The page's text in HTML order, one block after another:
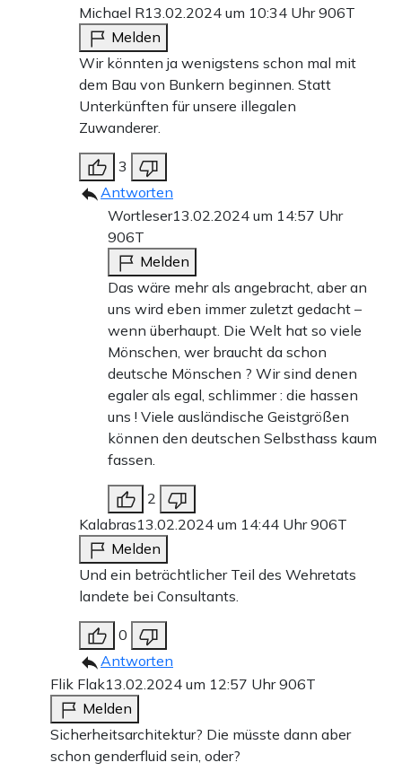
Michael R13.02.2024 um 10:34 Uhr906T
Melden
Wir könnten ja wenigstens schon mal mit
dem Bau von Bunkern beginnen. Statt
Unterkünften für unsere illegalen
Zuwanderer.
3
Antworten
Wortleser13.02.2024 um 14:57 Uhr
906T
Melden
Das wäre mehr als angebracht, aber an
uns wird eben immer zuletzt gedacht –
wenn überhaupt. Die Welt hat so viele
Mönschen, wer braucht da schon
deutsche Mönschen ? Wir sind denen
egaler als egal, schlimmer : die hassen
uns ! Viele ausländische Geistgrößen
können den deutschen Selbsthass kaum
fassen.
2
Kalabras13.02.2024 um 14:44 Uhr906T
Melden
Und ein beträchtlicher Teil des Wehretats
landete bei Consultants.
0
Antworten
Flik Flak13.02.2024 um 12:57 Uhr906T
Melden
Sicherheitsarchitektur? Die müsste dann aber
schon genderfluid sein, oder?